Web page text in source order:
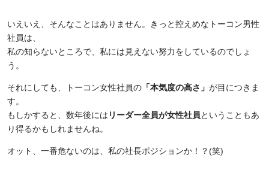
いえいえ、そんなことはありません。きっと控えめなトーコン男性
社員は、
私の知らないところで、私には見えない努力をしているのでしょ
う。
それにしても、トーコン女性社員の 「本気度の高さ」 が目につきま
す。
もしかすると、数年後には リーダー全員が女性社員ということもあ
り得るかもしれませんね。
オット、一番危ないのは、私の社長ポジションか！？(笑)